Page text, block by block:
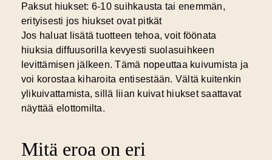
Paksut hiukset: 6-10 suihkausta tai enemmän,
erityisesti jos hiukset ovat pitkät
Jos haluat lisätä tuotteen tehoa, voit föönata
hiuksia diffuusorilla kevyesti suolasuihkeen
levittämisen jälkeen. Tämä nopeuttaa kuivumista ja
voi korostaa kiharoita entisestään. Vältä kuitenkin
ylikuivattamista, sillä liian kuivat hiukset saattavat
näyttää elottomilta.
Mitä eroa on eri